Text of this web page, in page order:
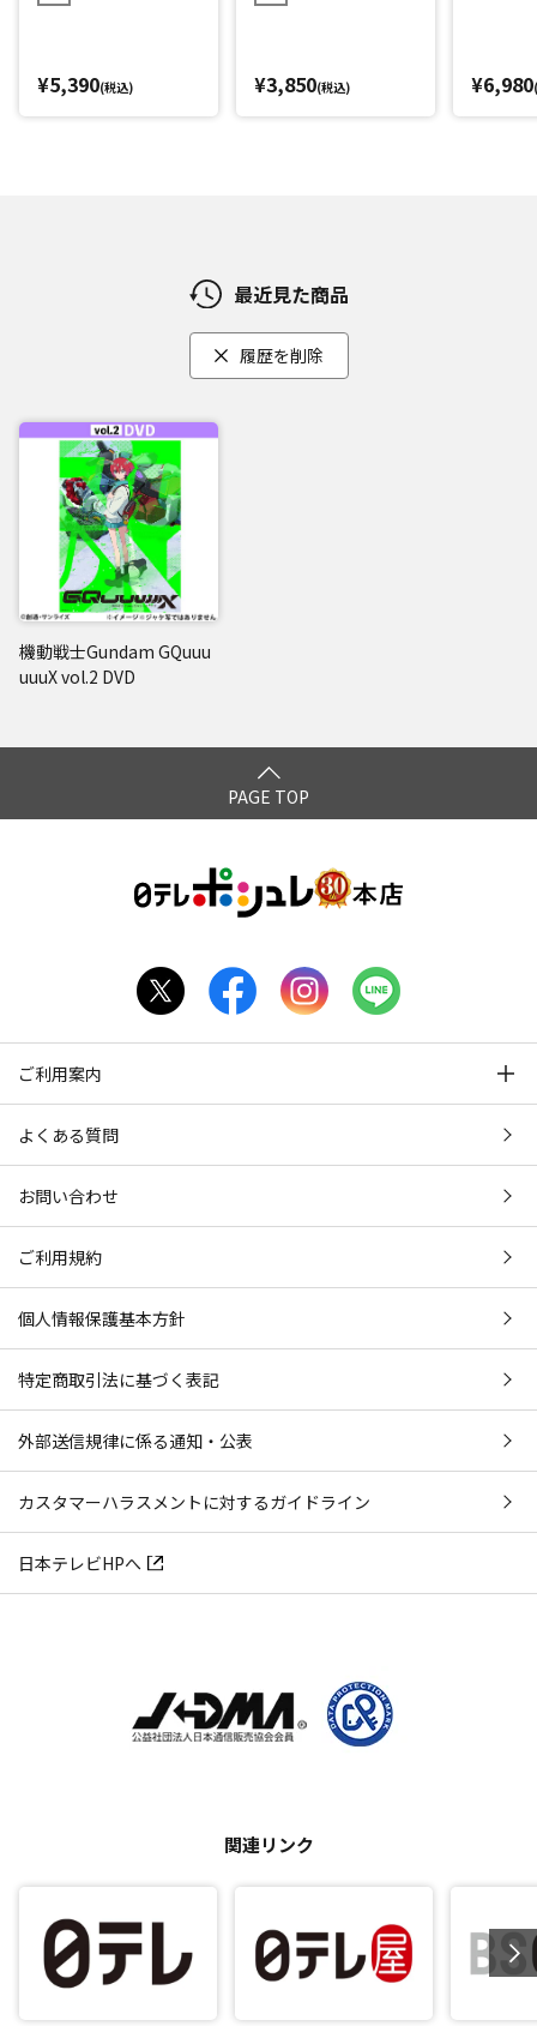
¥5,390(税込) ¥3,850(税込) ¥6,980
最近見た商品
履歴を削除
機動戦士Gundam GQuuu
uuuX vol.2 DVD
PAGE TOP
ご利用案内
よくある質問
お問い合わせ
ご利用規約
個人情報保護基本方針
特定商取引法に基づく表記
外部送信規律に係る通知・公表
カスタマーハラスメントに対するガイドライン
日本テレビHPへ
関連リンク